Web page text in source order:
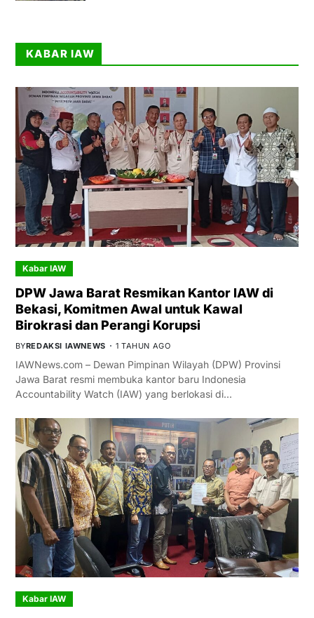
KABAR IAW
Kabar IAW
DPW Jawa Barat Resmikan Kantor IAW di
Bekasi, Komitmen Awal untuk Kawal
Birokrasi dan Perangi Korupsi
BYREDAKSI IAWNEWS 1 TAHUN AGO
IAWNews.com – Dewan Pimpinan Wilayah (DPW) Provinsi
Jawa Barat resmi membuka kantor baru Indonesia
Accountability Watch (IAW) yang berlokasi di…
Kabar IAW